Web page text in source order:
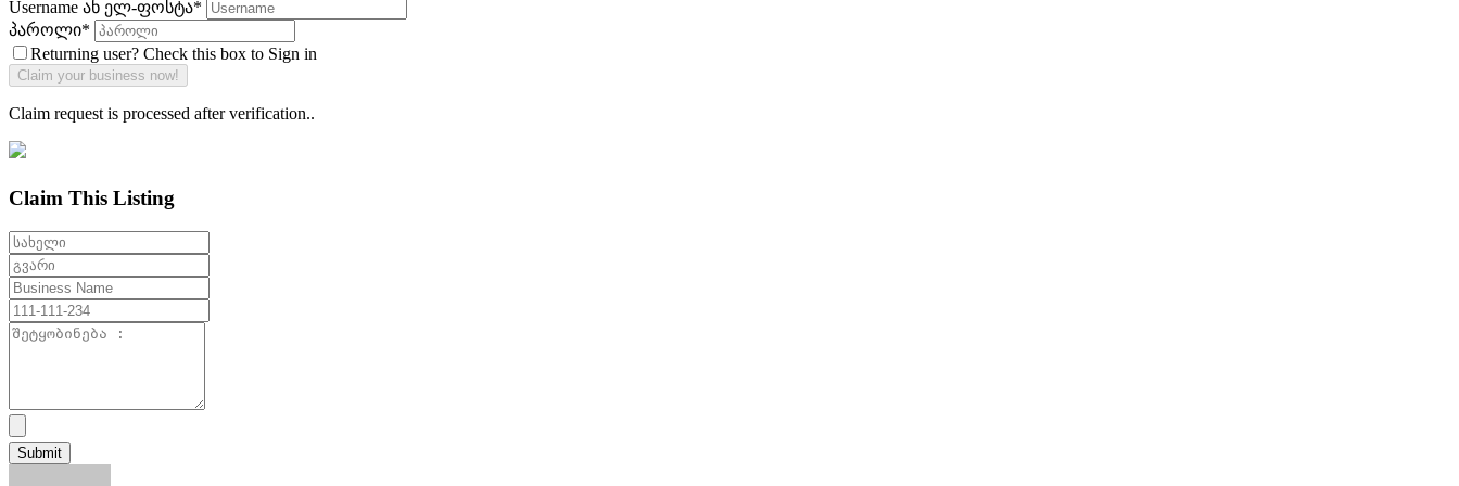
Username ან ელ-ფოსტა*
პაროლი*
Returning user? Check this box to Sign in
Claim request is processed after verification..
Claim This Listing